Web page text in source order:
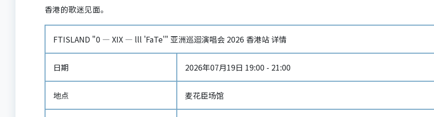
香港的歌迷见面。
FTISLAND "0 — XIX — lll 'FaTe'" 亚洲巡迴演唱会 2026 香港站 详情
日期 2026年07月19日 19:00 - 21:00
地点 麦花臣场馆